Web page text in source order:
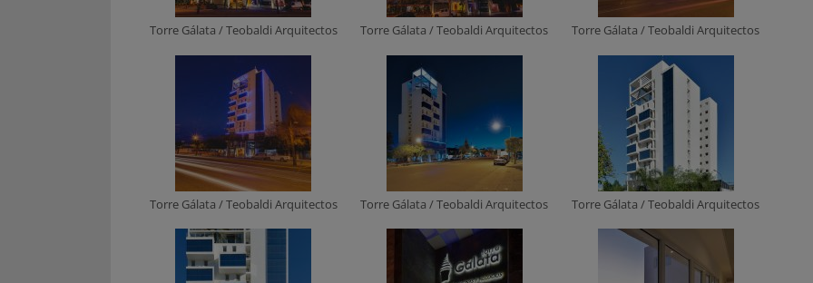
Torre Gálata / Teobaldi Arquitectos Torre Gálata / Teobaldi Arquitectos Torre Gálata / Teobaldi Arquitectos
Torre Gálata / Teobaldi Arquitectos Torre Gálata / Teobaldi Arquitectos Torre Gálata / Teobaldi Arquitectos